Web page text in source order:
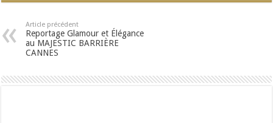
Article précédent
Reportage Glamour et Élégance
au MAJESTIC BARRIÈRE
CANNES